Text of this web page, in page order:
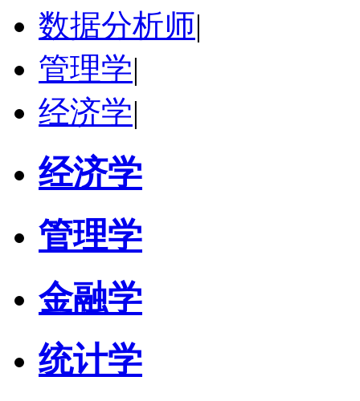
数据分析师|
管理学|
经济学|
经济学
管理学
金融学
统计学